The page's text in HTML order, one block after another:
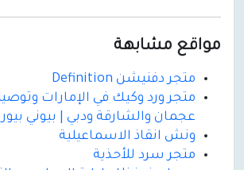
مواقع مشابهة
متجر دفنيشن Definition
متجر ورد وكيك في الإمارات
عجمان والشارقة ودبي | بيوني بيور
ونش انقاذ الاسماعيلية
متجر سرد للأحذية